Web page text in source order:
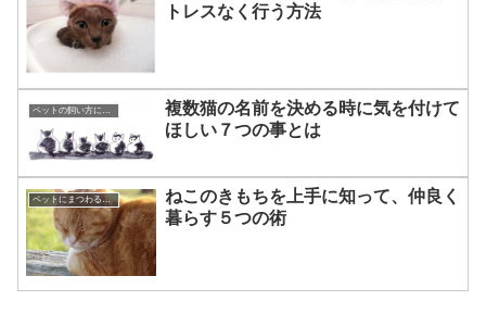
トレスなく行う方法
ペットの飼い方について☆
複数猫の名前を決める時に気を付けて
ほしい７つの事とは
ペットにまつわる知識
ねこのきもちを上手に知って、仲良く
暮らす５つの術